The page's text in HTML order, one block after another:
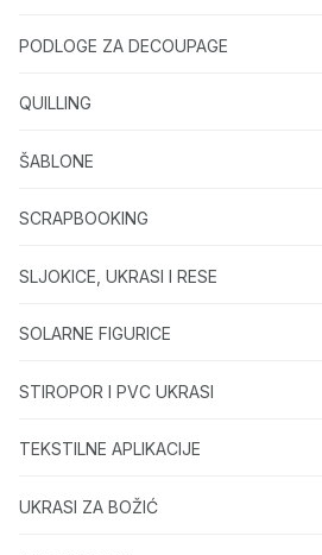
PODLOGE ZA DECOUPAGE
QUILLING
ŠABLONE
SCRAPBOOKING
SLJOKICE, UKRASI I RESE
SOLARNE FIGURICE
STIROPOR I PVC UKRASI
TEKSTILNE APLIKACIJE
UKRASI ZA BOŽIĆ